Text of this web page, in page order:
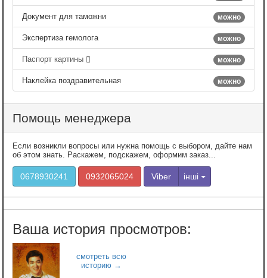
можно
Документ для таможни
можно
Экспертиза гемолога
можно
Паспорт картины
можно
Наклейка поздравительная
Помощь менеджера
Если возникли вопросы или нужна помощь с выбором, дайте нам
об этом знать. Раскажем, подскажем, оформим заказ...
0678930241 0932065024 Viber інші